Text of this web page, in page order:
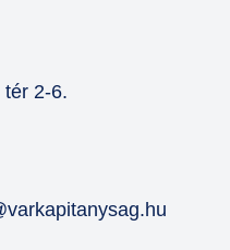
tér 2-6.